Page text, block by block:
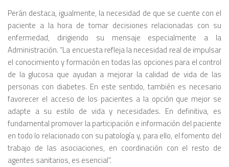
Perán destaca, igualmente, la necesidad de que se cuente con el
paciente a la hora de tomar decisiones relacionadas con su
enfermedad, dirigiendo su mensaje especialmente a la
Administración. “La encuesta refleja la necesidad real de impulsar
el conocimiento y formación en todas las opciones para el control
de la glucosa que ayudan a mejorar la calidad de vida de las
personas con diabetes. En este sentido, también es necesario
favorecer el acceso de los pacientes a la opción que mejor se
adapte a su estilo de vida y necesidades. En definitiva, es
fundamental promover la participación e información del paciente
en todo lo relacionado con su patología y, para ello, el fomento del
trabajo de las asociaciones, en coordinación con el resto de
agentes sanitarios, es esencial”.